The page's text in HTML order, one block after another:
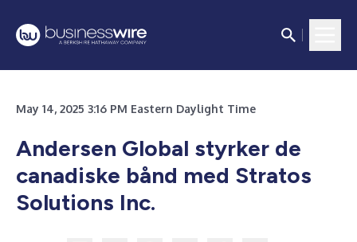
May 14, 2025 3:16 PM Eastern Daylight Time
Andersen Global styrker de
canadiske bånd med Stratos
Solutions Inc.